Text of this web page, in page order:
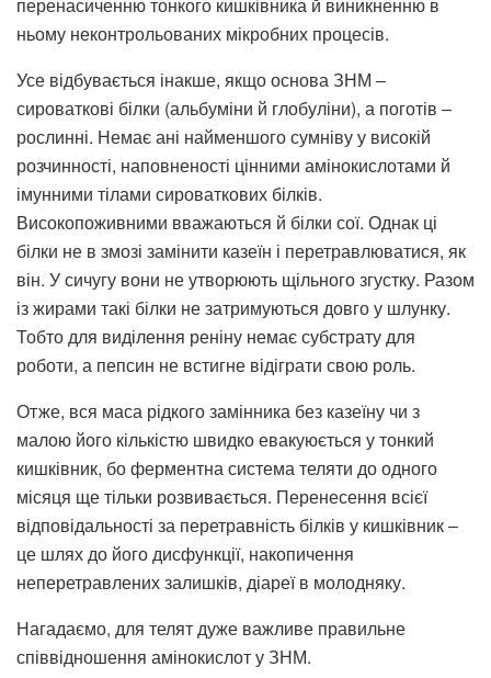
ньому неконтрольованих мікробних процесів.
Усе відбувається інакше, якщо основа ЗНМ ‒
сироваткові білки (альбуміни й глобуліни), а поготів ‒
рослинні. Немає ані найменшого сумніву у високій
розчинності, наповненості цінними амінокислотами й
імунними тілами сироваткових білків.
Високопоживними вважаються й білки сої. Однак ці
білки не в змозі замінити казеїн і перетравлюватися, як
він. У сичугу вони не утворюють щільного згустку. Разом
із жирами такі білки не затримуються довго у шлунку.
Тобто для виділення реніну немає субстрату для
роботи, а пепсин не встигне відіграти свою роль.
Отже, вся маса рідкого замінника без казеїну чи з
малою його кількістю швидко евакуюється у тонкий
кишківник, бо ферментна система теляти до одного
місяця ще тільки розвивається. Перенесення всієї
відповідальності за перетравність білків у кишківник ‒
це шлях до його дисфункції, накопичення
неперетравлених залишків, діареї в молодняку.
Нагадаємо, для телят дуже важливе правильне
співвідношення амінокислот у ЗНМ.